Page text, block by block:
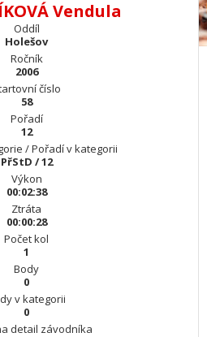
Vendula
Oddíl
Holešov
Ročník
2006
číslo
58
Pořadí
12
/ Pořadí v kategorii
PřStD / 12
Výkon
00:02:38
Ztráta
00:00:28
Počet kol
1
Body
0
v kategorii
0
detail závodníka